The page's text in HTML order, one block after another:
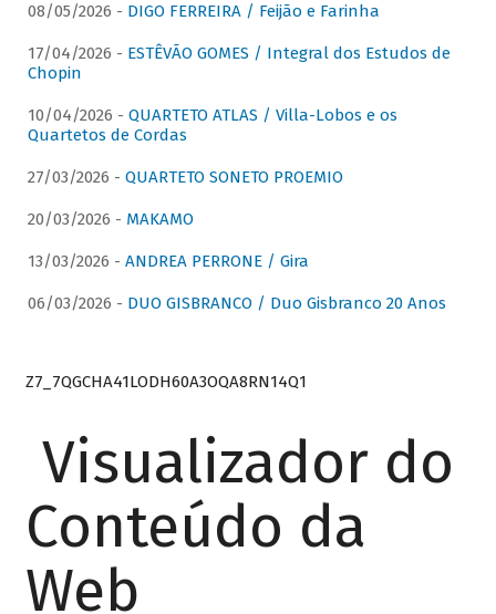
08/05/2026 - DIGO FERREIRA / Feijão e Farinha
17/04/2026 - ESTÊVÃO GOMES / Integral dos Estudos de
Chopin
10/04/2026 - QUARTETO ATLAS / Villa-Lobos e os
Quartetos de Cordas
27/03/2026 - QUARTETO SONETO PROEMIO
20/03/2026 - MAKAMO
13/03/2026 - ANDREA PERRONE / Gira
06/03/2026 - DUO GISBRANCO / Duo Gisbranco 20 Anos
Z7_7QGCHA41LODH60A3OQA8RN14Q1
Visualizador do
Conteúdo da
Web